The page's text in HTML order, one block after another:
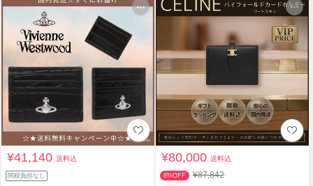
¥41,140送料込
関税負担なし
¥80,000送料込
8%OFF ¥87,842